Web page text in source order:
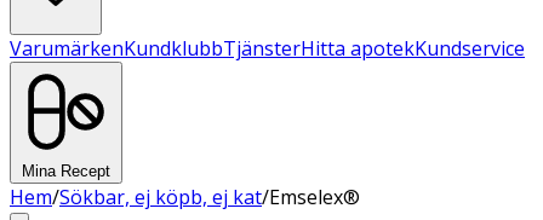
VarumärkenKundklubbTjänsterHitta apotekKundservice
Mina Recept
Hem/Sökbar, ej köpb, ej kat/Emselex®